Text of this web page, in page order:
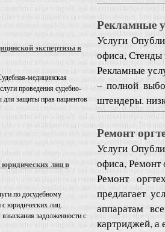
экспертизы в
медицинская
проведения судебно-
для защиты прав пациентов
лиц в
по досудебному
с юридических лиц.
задолженности с
Рекламные
Услуги
офиса, Стенды
Рекламные
– полной
штендеры.
Ремонт
Услуги
офиса, Ремонт
Ремонт
предлагает
аппаратам
картриджей, а